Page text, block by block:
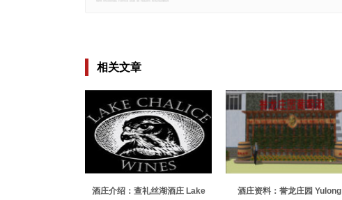
相关文章
酒庄介绍：查礼丝湖酒庄 Lake
酒庄资料：誉龙庄园 Yulong